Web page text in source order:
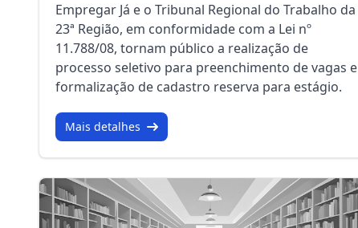
Empregar Já e o Tribunal Regional do Trabalho da
23ª Região, em conformidade com a Lei nº
11.788/08, tornam público a realização de
processo seletivo para preenchimento de vagas e
formalização de cadastro reserva para estágio.
Mais detalhes